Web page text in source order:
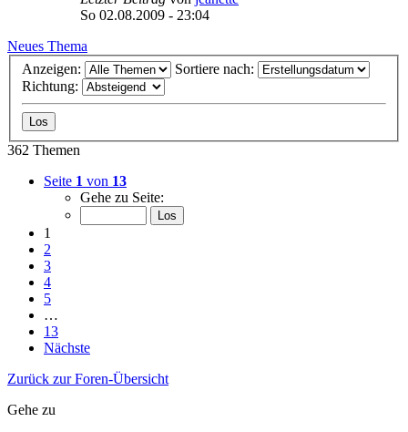
So 02.08.2009 - 23:04
Neues Thema
Anzeigen:
Sortiere nach:
Richtung:
362 Themen
Seite 1 von 13
Gehe zu Seite:
1
2
3
4
5
…
13
Nächste
Zurück zur Foren-Übersicht
Gehe zu